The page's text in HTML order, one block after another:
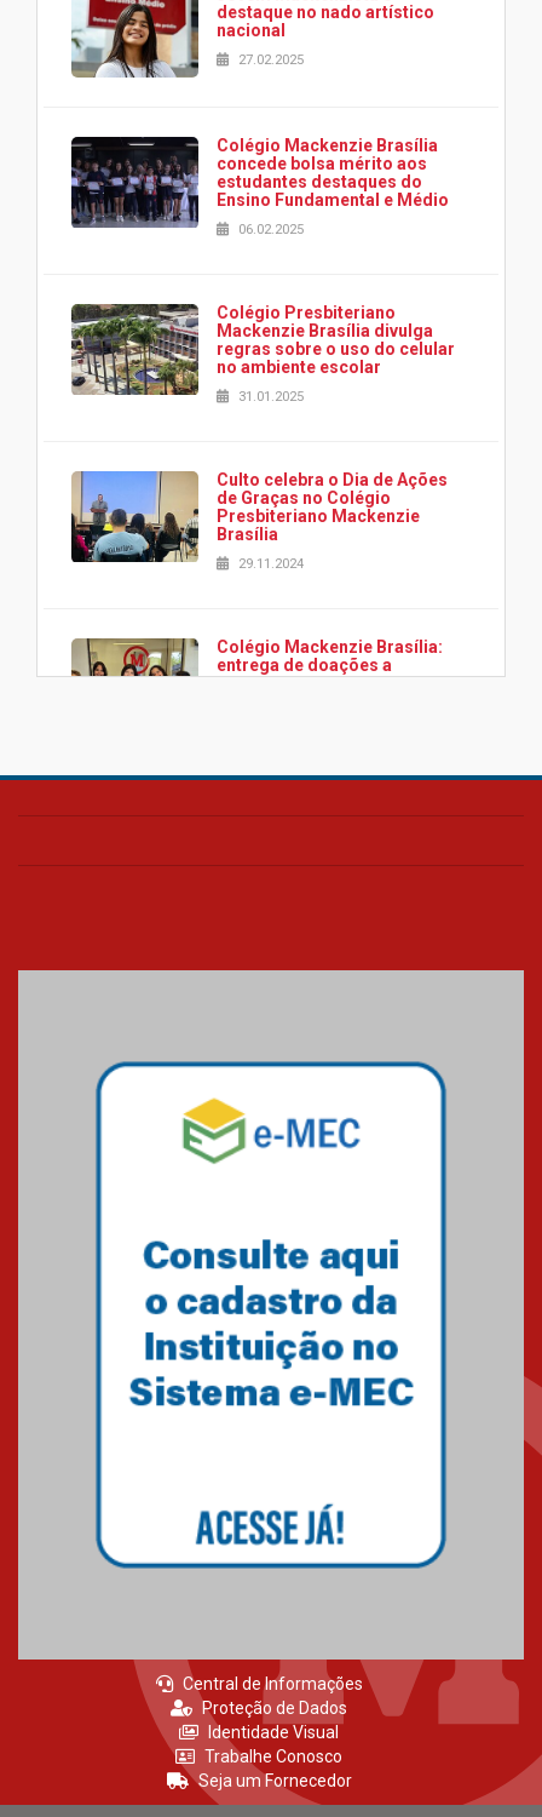
destaque no nado artístico
nacional
27.02.2025
Colégio Mackenzie Brasília
concede bolsa mérito aos
estudantes destaques do
Ensino Fundamental e Médio
06.02.2025
Colégio Presbiteriano
Mackenzie Brasília divulga
regras sobre o uso do celular
no ambiente escolar
31.01.2025
Culto celebra o Dia de Ações
de Graças no Colégio
Presbiteriano Mackenzie
Brasília
29.11.2024
Colégio Mackenzie Brasília:
entrega de doações a
associação Viver da Cidade
Colégio Presbiteriano
os funcionários
07.11.2024
Equipe de saltos ornamentais
do Mackenzie Brasília
Gravação do projeto “Mais de
31 mil vozes com a Palavra” é
realizado no Colégio
Mackenzie Brasília
25.10.2024
Brasília conquistam medalhas
em importantes competições
de Matemática
04.10.2024
Central de Informações
Proteção de Dados
Identidade Visual
Trabalhe Conosco
Seja um Fornecedor